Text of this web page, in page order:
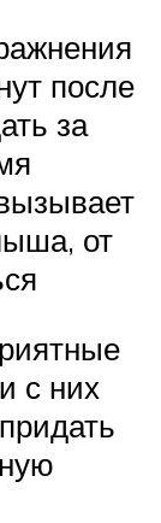
после
за
от
с них